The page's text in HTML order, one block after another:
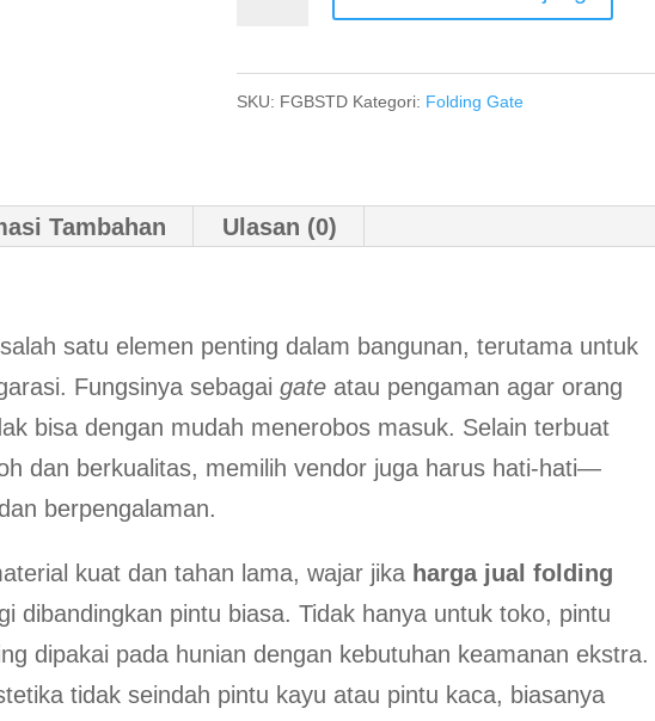
SKU: FGBSTD Kategori: Folding Gate
Tambahan Ulasan (0)
satu elemen penting dalam bangunan, terutama untuk
Fungsinya sebagaigate atau pengaman agar orang
bisa dengan mudah menerobos masuk. Selain terbuat
dan berkualitas, memilih vendor juga harus hati-hati—
berpengalaman.
kuat dan tahan lama, wajar jika harga jual folding
dibandingkan pintu biasa. Tidak hanya untuk toko, pintu
dipakai pada hunian dengan kebutuhan keamanan ekstra.
tidak seindah pintu kayu atau pintu kaca, biasanya